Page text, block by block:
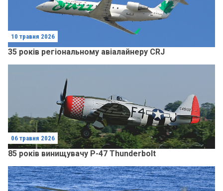
10 травня 2026
35 років регіональному авіалайнеру CRJ
06 травня 2026
85 років винищувачу P-47 Thunderbolt